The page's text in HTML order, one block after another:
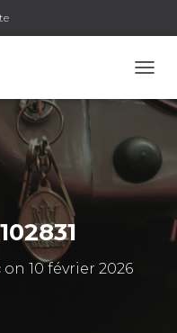
on 10 février 2026